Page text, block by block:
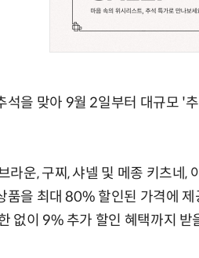
석을 맞아 9월 2일부터 대규모 '
라운, 구찌, 샤넬 및 메종 키츠네,
을 최대 80% 할인된 가격에
없이 9% 추가 할인 혜택까지 받